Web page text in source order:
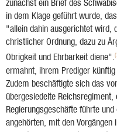
zunächst ein Brief des
in dem Klage geführt wurde,
"allein dahin ausgerichtet wird,
christlicher Ordnung, dazu zu
Obrigkeit und Ehrbarkeit diene".
ermahnt, ihrem Prediger
Zudem beschäftigte sich das
übergesiedelte
Regierungsgeschäfte führte
angehörten, mit den Vorgängen